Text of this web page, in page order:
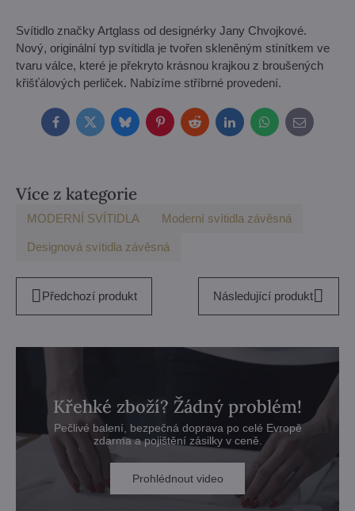
Svítidlo značky Artglass od designérky Jany Chvojkové.
Nový, originální typ svítidla je tvořen skleněným stínítkem ve
tvaru válce, které je překryto krásnou krajkou z broušených
křišťálových perliček. Nabízíme stříbrné provedení.
FacebookTwitterBlueskyPinterestRedditLinkedInWhatsApp
E-
mail
Více z kategorie
MODERNÍ SVÍTIDLA Moderní svítidla závěsná
Designová svítidla závěsná
Předchozí produkt Následující produkt
Křehké zboží? Žádný problém!
Pečlivé balení, bezpečná doprava po celé Evropě
zdarma a pojištění zásilky v ceně.
Prohlédnout video